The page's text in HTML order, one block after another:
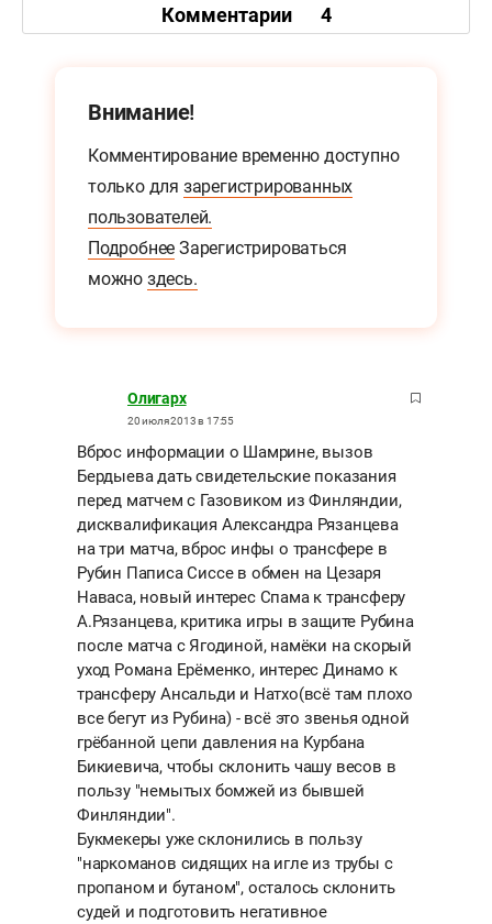
Комментарии 4
Внимание!
Комментирование временно доступно
только для зарегистрированных
пользователей.
Подробнее Зарегистрироваться
можно здесь.
Олигарх
20 июля 2013 в 17:55
Вброс информации о Шамрине, вызов
Бердыева дать свидетельские показания
перед матчем с Газовиком из Финляндии,
дисквалификация Александра Рязанцева
на три матча, вброс инфы о трансфере в
Рубин Паписа Сиссе в обмен на Цезаря
Наваса, новый интерес Спама к трансферу
А.Рязанцева, критика игры в защите Рубина
после матча с Ягодиной, намёки на скорый
уход Романа Ерёменко, интерес Динамо к
трансферу Ансальди и Натхо(всё там плохо
все бегут из Рубина) - всё это звенья одной
грёбанной цепи давления на Курбана
Бикиевича, чтобы склонить чашу весов в
пользу "немытых бомжей из бывшей
Финляндии".
Букмекеры уже склонились в пользу
"наркоманов сидящих на игле из трубы с
пропаном и бутаном", осталось склонить
судей и подготовить негативное